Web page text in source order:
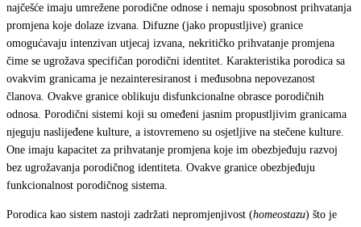
najčešće imaju umrežene porodične odnose i nemaju sposobnost prihvatanja
promjena koje dolaze izvana. Difuzne (jako propustljive) granice
omogućavaju intenzivan utjecaj izvana, nekritičko prihvatanje promjena
čime se ugrožava specifičan porodični identitet. Karakteristika porodica sa
ovakvim granicama je nezainteresiranost i međusobna nepovezanost
članova. Ovakve granice oblikuju disfunkcionalne obrasce porodičnih
odnosa. Porodični sistemi koji su omeđeni jasnim propustljivim granicama
njeguju naslijeđene kulture, a istovremeno su osjetljive na stečene kulture.
One imaju kapacitet za prihvatanje promjena koje im obezbjeđuju razvoj
bez ugrožavanja porodičnog identiteta. Ovakve granice obezbjeđuju
funkcionalnost porodičnog sistema.
Porodica kao sistem nastoji zadržati nepromjenjivost (homeostazu) što je